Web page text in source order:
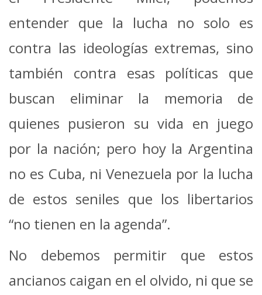
entender que la lucha no solo es
contra las ideologías extremas, sino
también contra esas políticas que
buscan eliminar la memoria de
quienes pusieron su vida en juego
por la nación; pero hoy la Argentina
no es Cuba, ni Venezuela por la lucha
de estos seniles que los libertarios
“no tienen en la agenda”.
No debemos permitir que estos
ancianos caigan en el olvido, ni que se